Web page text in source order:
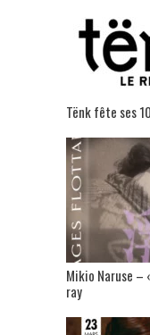
Tënk fête ses
Mikio Naruse
ray